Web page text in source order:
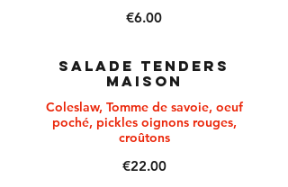
€6.00
SALADE TENDERS
MAISON
Coleslaw, Tomme de savoie, oeuf
poché, pickles oignons rouges,
croûtons
€22.00